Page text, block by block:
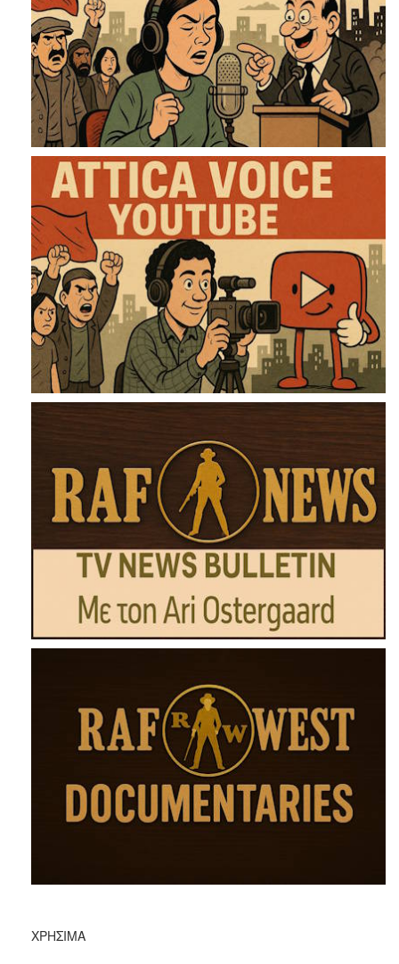
ΧΡΉΣΙΜΑ